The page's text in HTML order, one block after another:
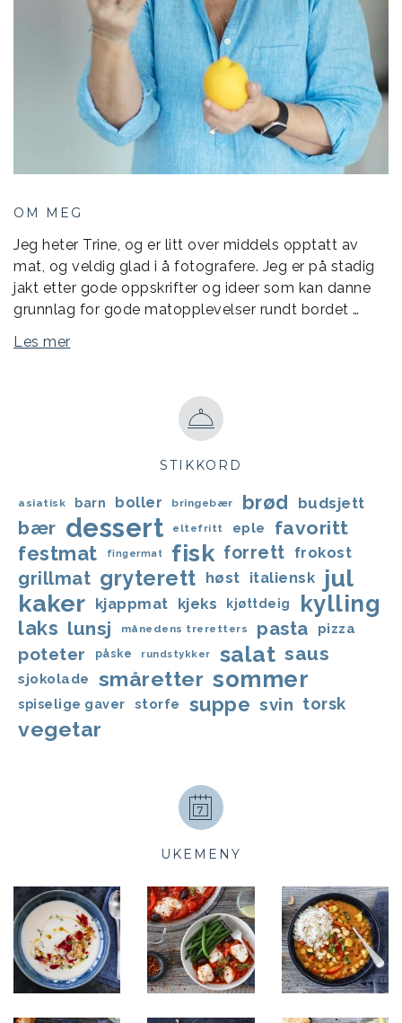
OM MEG
Jeg heter Trine, og er litt over middels opptatt av
mat, og veldig glad i å fotografere. Jeg er på stadig
jakt etter gode oppskrifter og ideer som kan danne
grunnlag for gode matopplevelser rundt bordet …
Les mer
STIKKORD
asiatisk barn boller bringebær brød budsjett
bær dessert eltefritt eple favoritt
festmat fingermat fisk forrett frokost
grillmat gryterett høst italiensk
jul
kaker kjappmat kjeks kjøttdeig kylling
laks lunsj månedens treretters pasta pizza
poteter påske rundstykker salat saus
sjokolade småretter sommer
spiselige gaver storfe suppe svin torsk
vegetar
UKEMENY